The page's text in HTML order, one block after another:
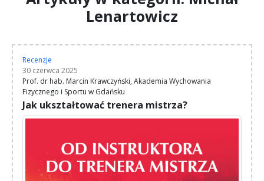
Lenartowicz
Recenzje
30 czerwca 2025
Prof. dr hab. Marcin Krawczyński, Akademia Wychowania
Fizycznego i Sportu w Gdańsku
Jak ukształtować trenera mistrza?